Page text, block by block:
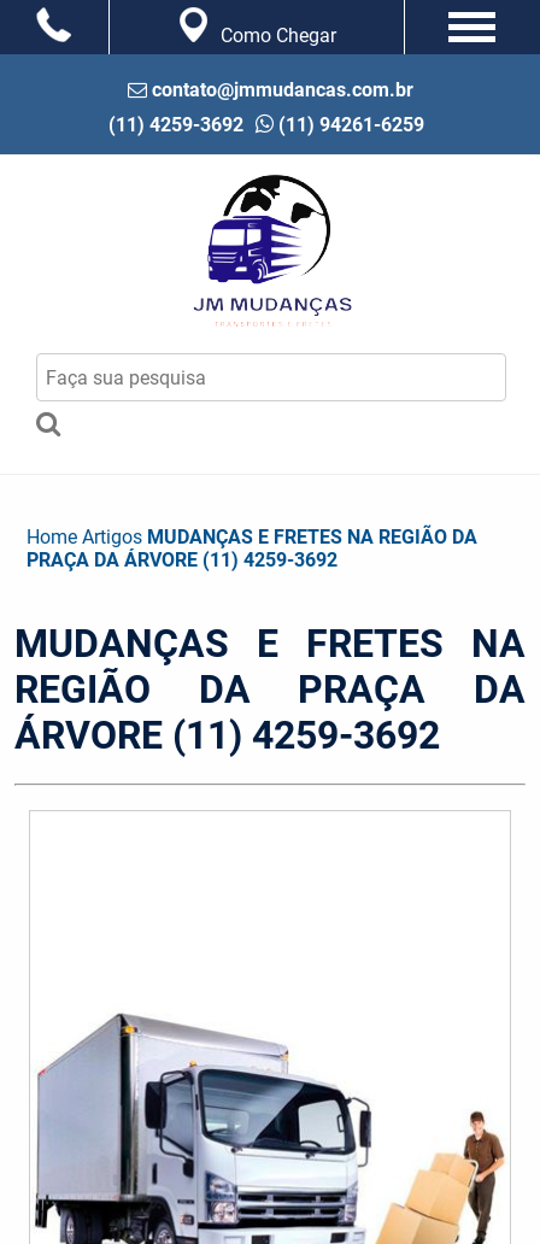
Como Chegar
contato@jmmudancas.com.br
(11) 4259-3692
(11) 94261-6259
Home Artigos MUDANÇAS E FRETES NA REGIÃO DA
PRAÇA DA ÁRVORE (11) 4259-3692
MUDANÇAS E FRETES NA
REGIÃO DA PRAÇA DA
ÁRVORE (11) 4259-3692